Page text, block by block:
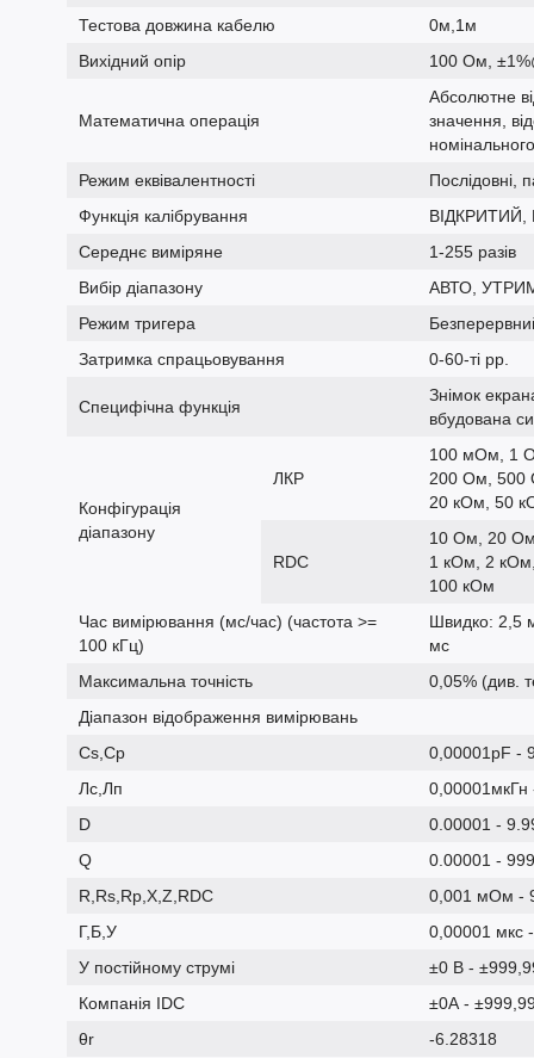
Тестова довжина кабелю
0м,1м
Вихідний опір
100 Ом,
Математична операція
Абсолютне
значення,
Режим еквівалентності
Послідовні,
Функція калібрування
Середнє виміряне
1-255 разів
Вибір діапазону
АВТО,
Режим тригера
Затримка спрацьовування
0-60-ті рр.
Специфічна функція
Знімок
вбудована
Конфігурація
діапазону
ЛКР
100 мОм, 1
200 Ом, 500
20 кОм, 50
RDC
10 Ом, 20
1 кОм, 2
100 кОм
Час вимірювання (мс/час) (частота >=
100 кГц)
Швидко: 2,5
мс
Максимальна точність
0,05% (див.
Діапазон відображення вимірювань
Cs,Cp
0,00001pF -
Лс,Лп
0,00001мкГн
D
0.00001 -
Q
0.00001 -
R,Rs,Rp,X,Z,RDC
0,001 мОм -
Г,Б,У
0,00001 мкс
У постійному струмі
±0 В -
Компанія IDC
±0А -
θr
-6.28318